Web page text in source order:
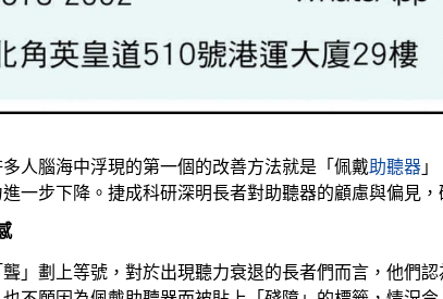
人腦海中浮現的第一個的改善方法就是「佩戴助聽器
一步下降。捷成科研深明長者對助聽器的顧慮與偏見
」劃上等號，對於出現聽力衰退的長者們而言，他們